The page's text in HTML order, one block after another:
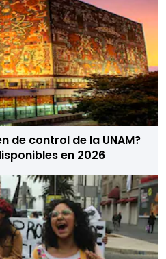
de control de la UNAM?
en 2026